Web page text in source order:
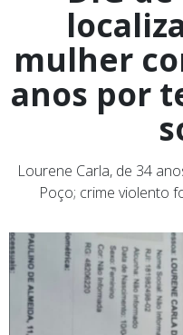
mulher
anos por
Lourene Carla, de 34
Poço; crime violento